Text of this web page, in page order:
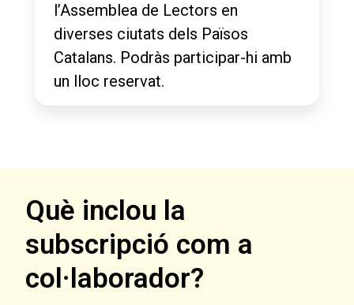
l’Assemblea de Lectors en
diverses ciutats dels Països
Catalans. Podràs participar-hi amb
un lloc reservat.
Què inclou la
subscripció com a
col·laborador?